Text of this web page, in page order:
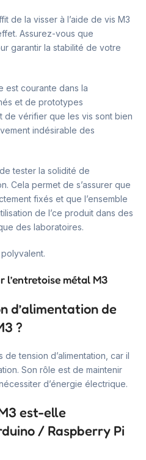
de la visser à l’aide de vis M3
Assurez-vous que
garantir la stabilité de votre
est courante dans la
et de prototypes
de vérifier que les vis sont bien
indésirable des
tester la solidité de
Cela permet de s’assurer que
fixés et que l’ensemble
de l’ce produit dans des
des laboratoires.
l’entretoise métal M3
d’alimentation de
?
de tension d’alimentation, car il
Son rôle est de maintenir
d’énergie électrique.
est-elle
/ Raspberry Pi